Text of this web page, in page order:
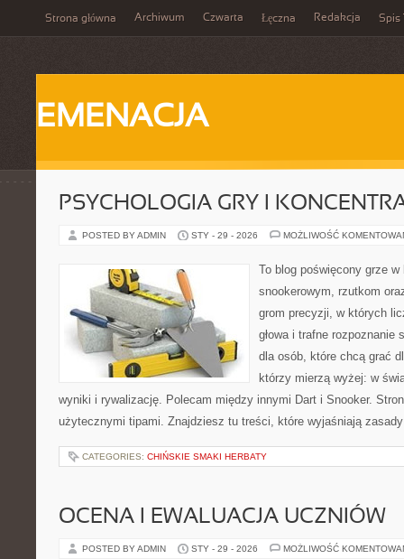
Strona główna Archiwum Czwarta Łęczna Redakcja Spis
EMENACJA
PSYCHOLOGIA GRY I
POSTED BY ADMIN STY - 29 - 2026 MOŻLIWOŚĆ
To blog poświęcony grze
snookerowym, rzutkom
grom precyzji, w których
głowa i trafne rozpoznanie
dla osób, które chcą grać
którzy mierzą wyżej: w
wyniki i rywalizację. Polecam między innymi Dart i Snooker.
użytecznymi tipami. Znajdziesz tu treści, które wyjaśniają
CATEGORIES: CHIŃSKIE SMAKI HERBATY
OCENA I EWALUACJA UCZNIÓW
POSTED BY ADMIN STY - 29 - 2026 MOŻLIWOŚĆ